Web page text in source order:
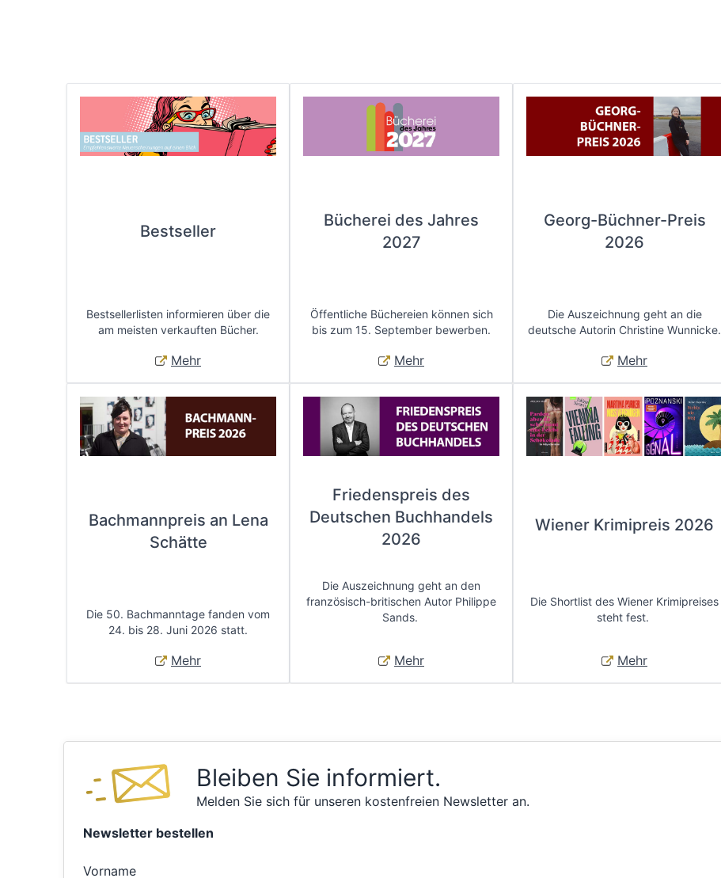
Bestseller
Bestsellerlisten informieren über die
am meisten verkauften Bücher.
Mehr
Bücherei des Jahres
2027
Öffentliche Büchereien können sich
bis zum 15. September bewerben.
Mehr
Georg-Büchner-Preis
2026
Die Auszeichnung geht an die
deutsche Autorin Christine Wunnicke.
Mehr
Bachmannpreis an Lena
Schätte
Die 50. Bachmanntage fanden vom
24. bis 28. Juni 2026 statt.
Mehr
Friedenspreis des
Deutschen Buchhandels
2026
Die Auszeichnung geht an den
französisch-britischen Autor Philippe
Sands.
Mehr
Wiener Krimipreis 2026
Die Shortlist des Wiener Krimipreises
steht fest.
Mehr
Bleiben Sie informiert.
Melden Sie sich für unseren kostenfreien Newsletter an.